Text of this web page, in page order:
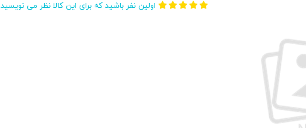
اولین نفر باشید که برای این کالا نظر می نویسید